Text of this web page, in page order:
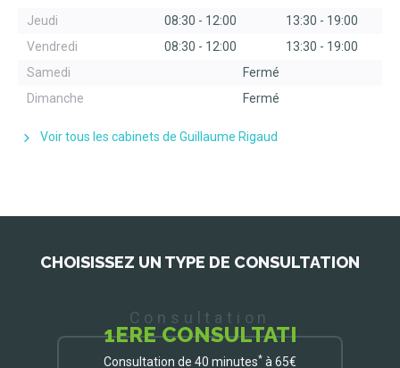
Jeudi
08:30 - 12:00 13:30 - 19:00
Vendredi
08:30 - 12:00 13:30 - 19:00
Samedi
Fermé
Dimanche
Fermé
Voir tous les cabinets de Guillaume Rigaud
CHOISISSEZ UN TYPE DE CONSULTATION
Consultation
1ERE CONSULTATI
Consultation de 40 minutes* à 65€